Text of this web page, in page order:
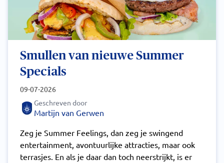
Smullen van nieuwe Summer
Specials
09-07-2026
Geschreven door
Martijn van Gerwen
Zeg je Summer Feelings, dan zeg je swingend
entertainment, avontuurlijke attracties, maar ook
terrasjes. En als je daar dan toch neerstrijkt, is er